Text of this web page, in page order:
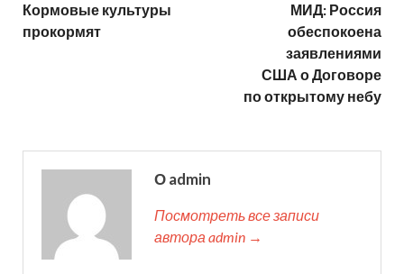
Кормовые культуры
прокормят
МИД: Россия
обеспокоена
заявлениями
США о Договоре
по открытому небу
О admin
Посмотреть все записи
автора admin →